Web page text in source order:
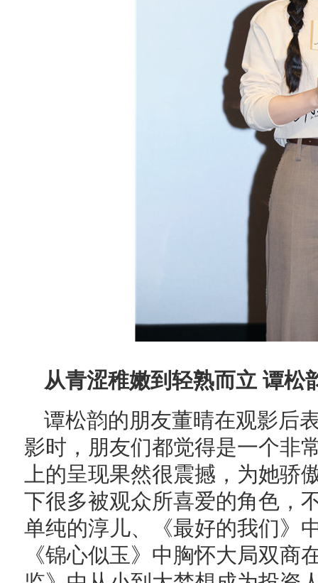
从青涩稚嫩到轻熟而立 谭松
谭松韵的朋友董晴在观影后
影时，朋友们都觉得是一个非
上的呈现果然很震撼，为她骄
下很多被观众所喜爱的角色，
单纯的淳儿、《最好的我们》
《锦心似玉》中胸怀大局双商